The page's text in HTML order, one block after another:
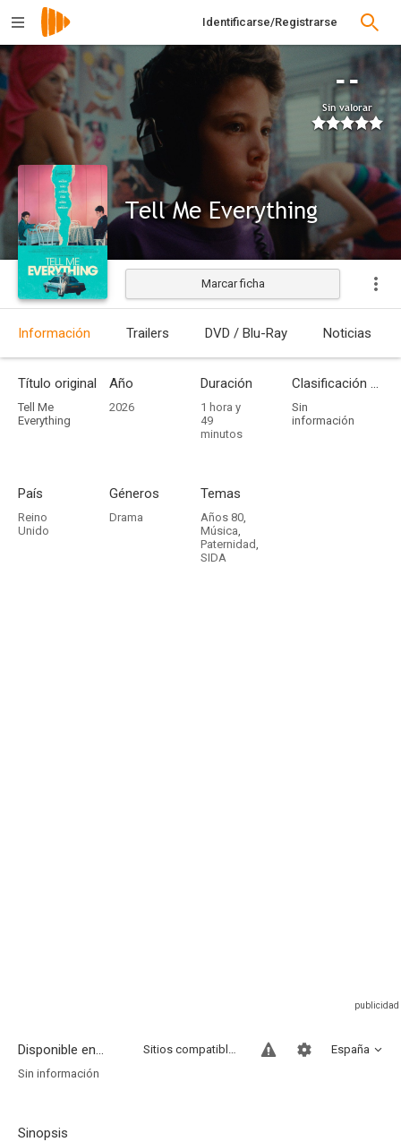
Identificarse/Registrarse
--
Sin valorar
Tell Me Everything
Marcar ficha
Información Trailers DVD / Blu-Ray Noticias
Título original
Tell Me
Everything
Año
2026
Duración
1 hora y
49
minutos
Clasificación por edades
Sin
información
País
Reino
Unido
Géneros
Drama
Temas
Años 80,
Música,
Paternidad,
SIDA
Disponible en... España
Sitios compatibles
Sin información
Sinopsis